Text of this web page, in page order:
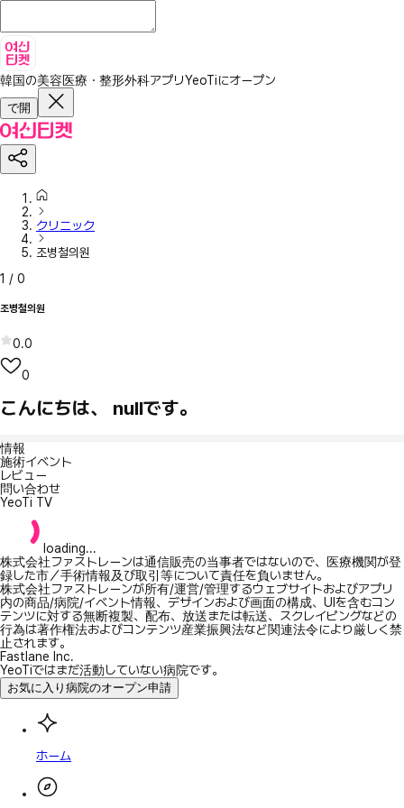
韓国の美容医療・整形外科アプリYeoTiにオープン
で開
クリニック
조병철의원
1 / 0
조병철의원
0.0
0
こんにちは、 nullです。
情報
施術イベント
レビュー
問い合わせ
YeoTi TV
loading...
株式会社ファストレーンは通信販売の当事者ではないので、医療機関が登
録した市／手術情報及び取引等について責任を負いません。
株式会社ファストレーンが所有/運営/管理するウェブサイトおよびアプリ
内の商品/病院/イベント情報、デザインおよび画面の構成、UIを含むコン
テンツに対する無断複製、配布、放送または転送、スクレイピングなどの
行為は著作権法およびコンテンツ産業振興法など関連法令により厳しく禁
止されます。
Fastlane Inc.
YeoTiではまだ活動していない病院です。
お気に入り病院のオープン申請
ホーム